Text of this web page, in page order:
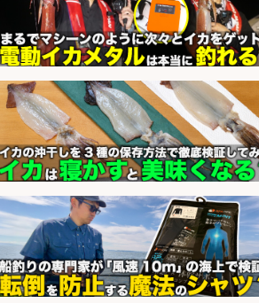
会社名 株式会社REnista
sponsored by 求人ボックス
魚の「バイヤー」貴方の目利きでヒ
ットを生む、裁量バイヤー募集
会社名 株式会社コムライン
sponsored by 求人ボックス
釣り好き必見「釣具の設計開
発」/DAIWA公認製品/年休117日
会社名
株式会社スポーツライフプラネ
ッツ